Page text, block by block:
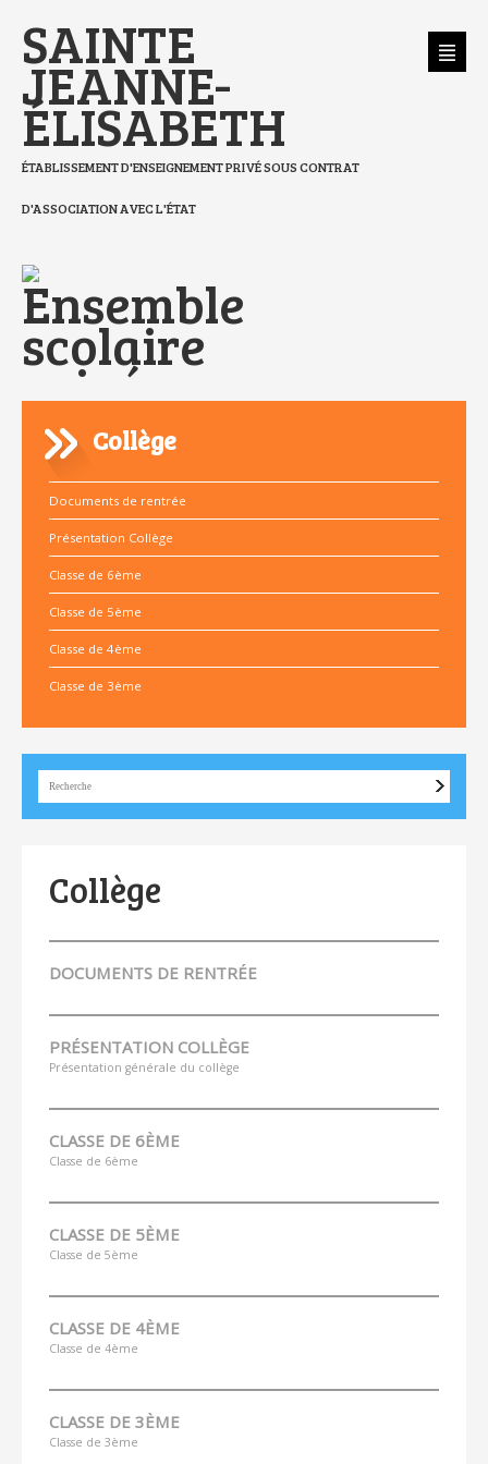
contenu.
|
Aller
à
navigation
SAINTE
JEANNE-
ÉLISABETH
ÉTABLISSEMENT D'ENSEIGNEMENT PRIVÉ SOUS CONTRAT
D'ASSOCIATION AVEC L'ÉTAT
Collège
Documents de rentrée
Présentation Collège
Classe de 6ème
Classe de 5ème
Classe de 4ème
Classe de 3ème
Collège
DOCUMENTS DE RENTRÉE
PRÉSENTATION COLLÈGE
Présentation générale du collège
CLASSE DE 6ÈME
Classe de 6ème
CLASSE DE 5ÈME
Classe de 5ème
CLASSE DE 4ÈME
Classe de 4ème
CLASSE DE 3ÈME
Classe de 3ème